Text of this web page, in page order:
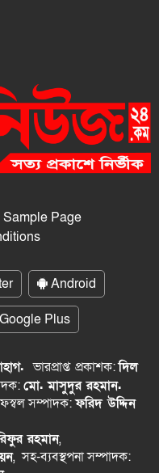
Sample Page
Android
Google Plus
ভারপ্রাপ্ত প্রকাশক:দিল
মো. মাসুদুর রহমান.
সম্পাদক:ফরিদ উদ্দিন
রহমান,
, সহ-ব্যবস্থপনা সম্পাদক: